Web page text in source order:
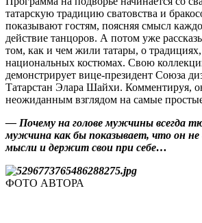
татарскую традицию сватовства и
показывают гостям, поясняя смысл
действие танцоров. А потом уже
том, как и чем жили татары, о
национальных костюмах. Свою
демонстрирует вице-президент Союза
Татарстан Элара Шайхи. Комментируя,
неожиданным взглядом на самые
— Почему на голове мужчины всегда
мужчина как бы показывает, что он
мысли и держит свои при себе…
ФОТО АВТОРА